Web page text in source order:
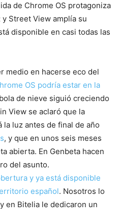
de Chrome OS protagoniza
Street View amplía su
disponible en casi todas las
medio en hacerse eco del
OS podría estar en la
de nieve siguió creciendo
View se aclaró que la
luz antes de final de año
, y que en unos seis meses
abierta. En Genbeta hacen
del asunto.
y ya está disponible
español. Nosotros lo
en Bitelia le dedicaron un